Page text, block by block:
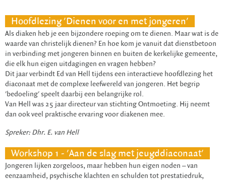
Hoofdlezing 'Dienen voor en met jongeren'
Als diaken heb je een bijzondere roeping om te dienen. Maar wat is de
waarde van christelijk dienen? En hoe kom je vanuit dat dienstbetoon
in verbinding met jongeren binnen en buiten de kerkelijke gemeente,
die elk hun eigen uitdagingen en vragen hebben?
Dit jaar verbindt Ed van Hell tijdens een interactieve hoofdlezing het
diaconaat met de complexe leefwereld van jongeren. Het begrip
'bedoeling' speelt daarbij een belangrijke rol.
Van Hell was 25 jaar directeur van stichting Ontmoeting. Hij neemt
dan ook veel praktische ervaring voor diakenen mee.
Spreker: Dhr. E. van Hell
Workshop 1 - 'Aan de slag met jeugddiaconaat'
Jongeren lijken zorgeloos, maar hebben hun eigen noden – van
eenzaamheid, psychische klachten en schulden tot prestatiedruk,